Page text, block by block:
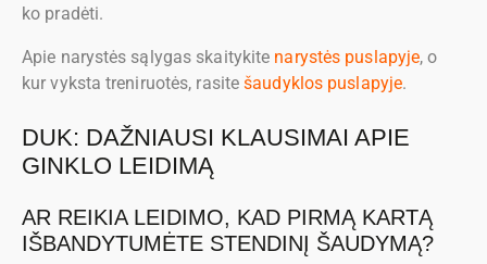
ko pradėti.
Apie narystės sąlygas skaitykite narystės puslapyje, o
kur vyksta treniruotės, rasitešaudyklos puslapyje.
DUK: DAŽNIAUSI KLAUSIMAI APIE
GINKLO LEIDIMĄ
AR REIKIA LEIDIMO, KAD PIRMĄ KARTĄ
IŠBANDYTUMĖTE STENDINĮ ŠAUDYMĄ?